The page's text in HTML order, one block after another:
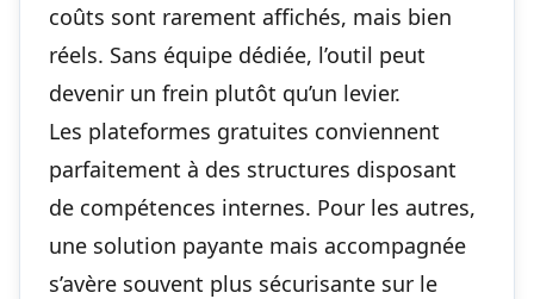
coûts sont rarement affichés, mais bien
réels. Sans équipe dédiée, l’outil peut
devenir un frein plutôt qu’un levier.
Les plateformes gratuites conviennent
parfaitement à des structures disposant
de compétences internes. Pour les autres,
une solution payante mais accompagnée
s’avère souvent plus sécurisante sur le